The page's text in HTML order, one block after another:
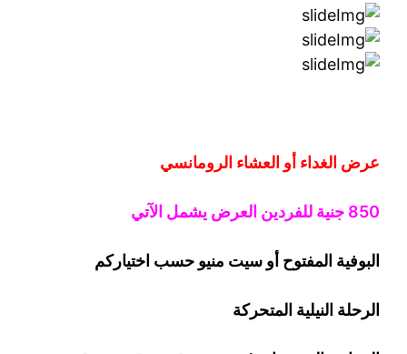
عرض الغداء أو العشاء الرومانسي
850 جنية للفردين العرض يشمل الآتي
البوفية المفتوح أو سيت منيو حسب اختياركم
الرحلة النيلية المتحركة